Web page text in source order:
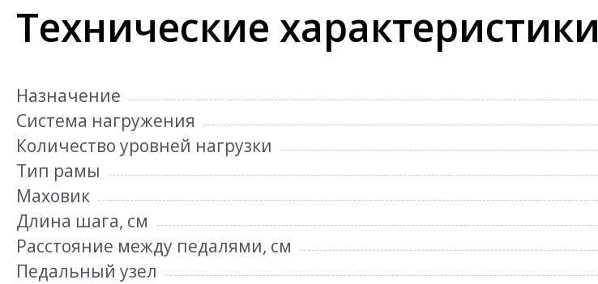
Технические характеристики
Назначение
Система нагружения
Количество уровней нагрузки
Тип рамы
Маховик
Длина шага, см
Расстояние между педалями, см
Педальный узел